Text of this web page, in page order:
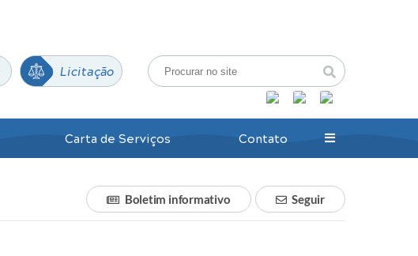
Licitação
Carta de Serviços Contato
Seguir
Boletim informativo